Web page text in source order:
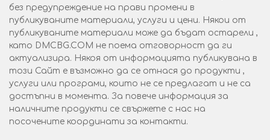
без предупреждение на прави промени в
публикуваните материали, услуги и цени. Някои от
публикуваните материали може да бъдат остарели ,
като DMCBG.COM не поема отговорност да ги
актуализира. Някоя от информацията публикувана в
този Сайт е възможно да се отнася до продукти ,
услуги или програми, които не се предлагат и не са
достъпни в момента. За повече информация за
наличните продукти се свържете с нас на
посочените координати за контакти.